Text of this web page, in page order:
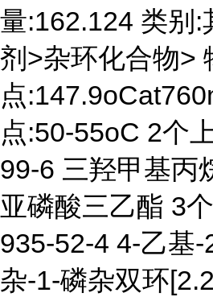
量:162.124 类别:
剂>杂环化合物>
点
点:50-55oC 2个
99-6 三羟甲基丙
亚磷酸三乙酯 3
935-52-4 4-乙基-
杂-1-磷杂双环